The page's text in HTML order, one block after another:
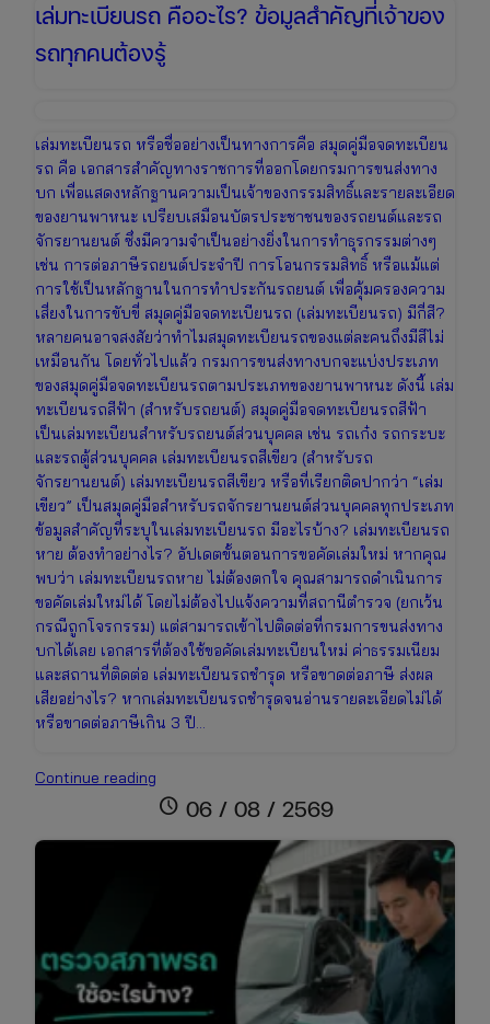
เล่มทะเบียนรถ คืออะไร? ข้อมูลสำคัญที่เจ้าของ
รถทุกคนต้องรู้
เล่มทะเบียนรถ หรือชื่ออย่างเป็นทางการคือ สมุดคู่มือจดทะเบียน
รถ คือ เอกสารสำคัญทางราชการที่ออกโดยกรมการขนส่งทาง
บก เพื่อแสดงหลักฐานความเป็นเจ้าของกรรมสิทธิ์และรายละเอียด
ของยานพาหนะ เปรียบเสมือนบัตรประชาชนของรถยนต์และรถ
จักรยานยนต์ ซึ่งมีความจำเป็นอย่างยิ่งในการทำธุรกรรมต่างๆ
เช่น การต่อภาษีรถยนต์ประจำปี การโอนกรรมสิทธิ์ หรือแม้แต่
การใช้เป็นหลักฐานในการทำประกันรถยนต์ เพื่อคุ้มครองความ
เสี่ยงในการขับขี่ สมุดคู่มือจดทะเบียนรถ (เล่มทะเบียนรถ) มีกี่สี?
หลายคนอาจสงสัยว่าทำไมสมุดทะเบียนรถของแต่ละคนถึงมีสีไม่
เหมือนกัน โดยทั่วไปแล้ว กรมการขนส่งทางบกจะแบ่งประเภท
ของสมุดคู่มือจดทะเบียนรถตามประเภทของยานพาหนะ ดังนี้ เล่ม
ทะเบียนรถสีฟ้า (สำหรับรถยนต์) สมุดคู่มือจดทะเบียนรถสีฟ้า
เป็นเล่มทะเบียนสำหรับรถยนต์ส่วนบุคคล เช่น รถเก๋ง รถกระบะ
และรถตู้ส่วนบุคคล เล่มทะเบียนรถสีเขียว (สำหรับรถ
จักรยานยนต์) เล่มทะเบียนรถสีเขียว หรือที่เรียกติดปากว่า “เล่ม
เขียว” เป็นสมุดคู่มือสำหรับรถจักรยานยนต์ส่วนบุคคลทุกประเภท
ข้อมูลสำคัญที่ระบุในเล่มทะเบียนรถ มีอะไรบ้าง? เล่มทะเบียนรถ
หาย ต้องทำอย่างไร? อัปเดตขั้นตอนการขอคัดเล่มใหม่ หากคุณ
พบว่า เล่มทะเบียนรถหาย ไม่ต้องตกใจ คุณสามารถดำเนินการ
ขอคัดเล่มใหม่ได้ โดยไม่ต้องไปแจ้งความที่สถานีตำรวจ (ยกเว้น
กรณีถูกโจรกรรม) แต่สามารถเข้าไปติดต่อที่กรมการขนส่งทาง
บกได้เลย เอกสารที่ต้องใช้ขอคัดเล่มทะเบียนใหม่ ค่าธรรมเนียม
และสถานที่ติดต่อ เล่มทะเบียนรถชำรุด หรือขาดต่อภาษี ส่งผล
เสียอย่างไร? หากเล่มทะเบียนรถชำรุดจนอ่านรายละเอียดไม่ได้
หรือขาดต่อภาษีเกิน 3 ปี…
Continue reading
ทะเบียน
เจ้าของ
รถ
ทุก
schedule 06 / 08 / 2569